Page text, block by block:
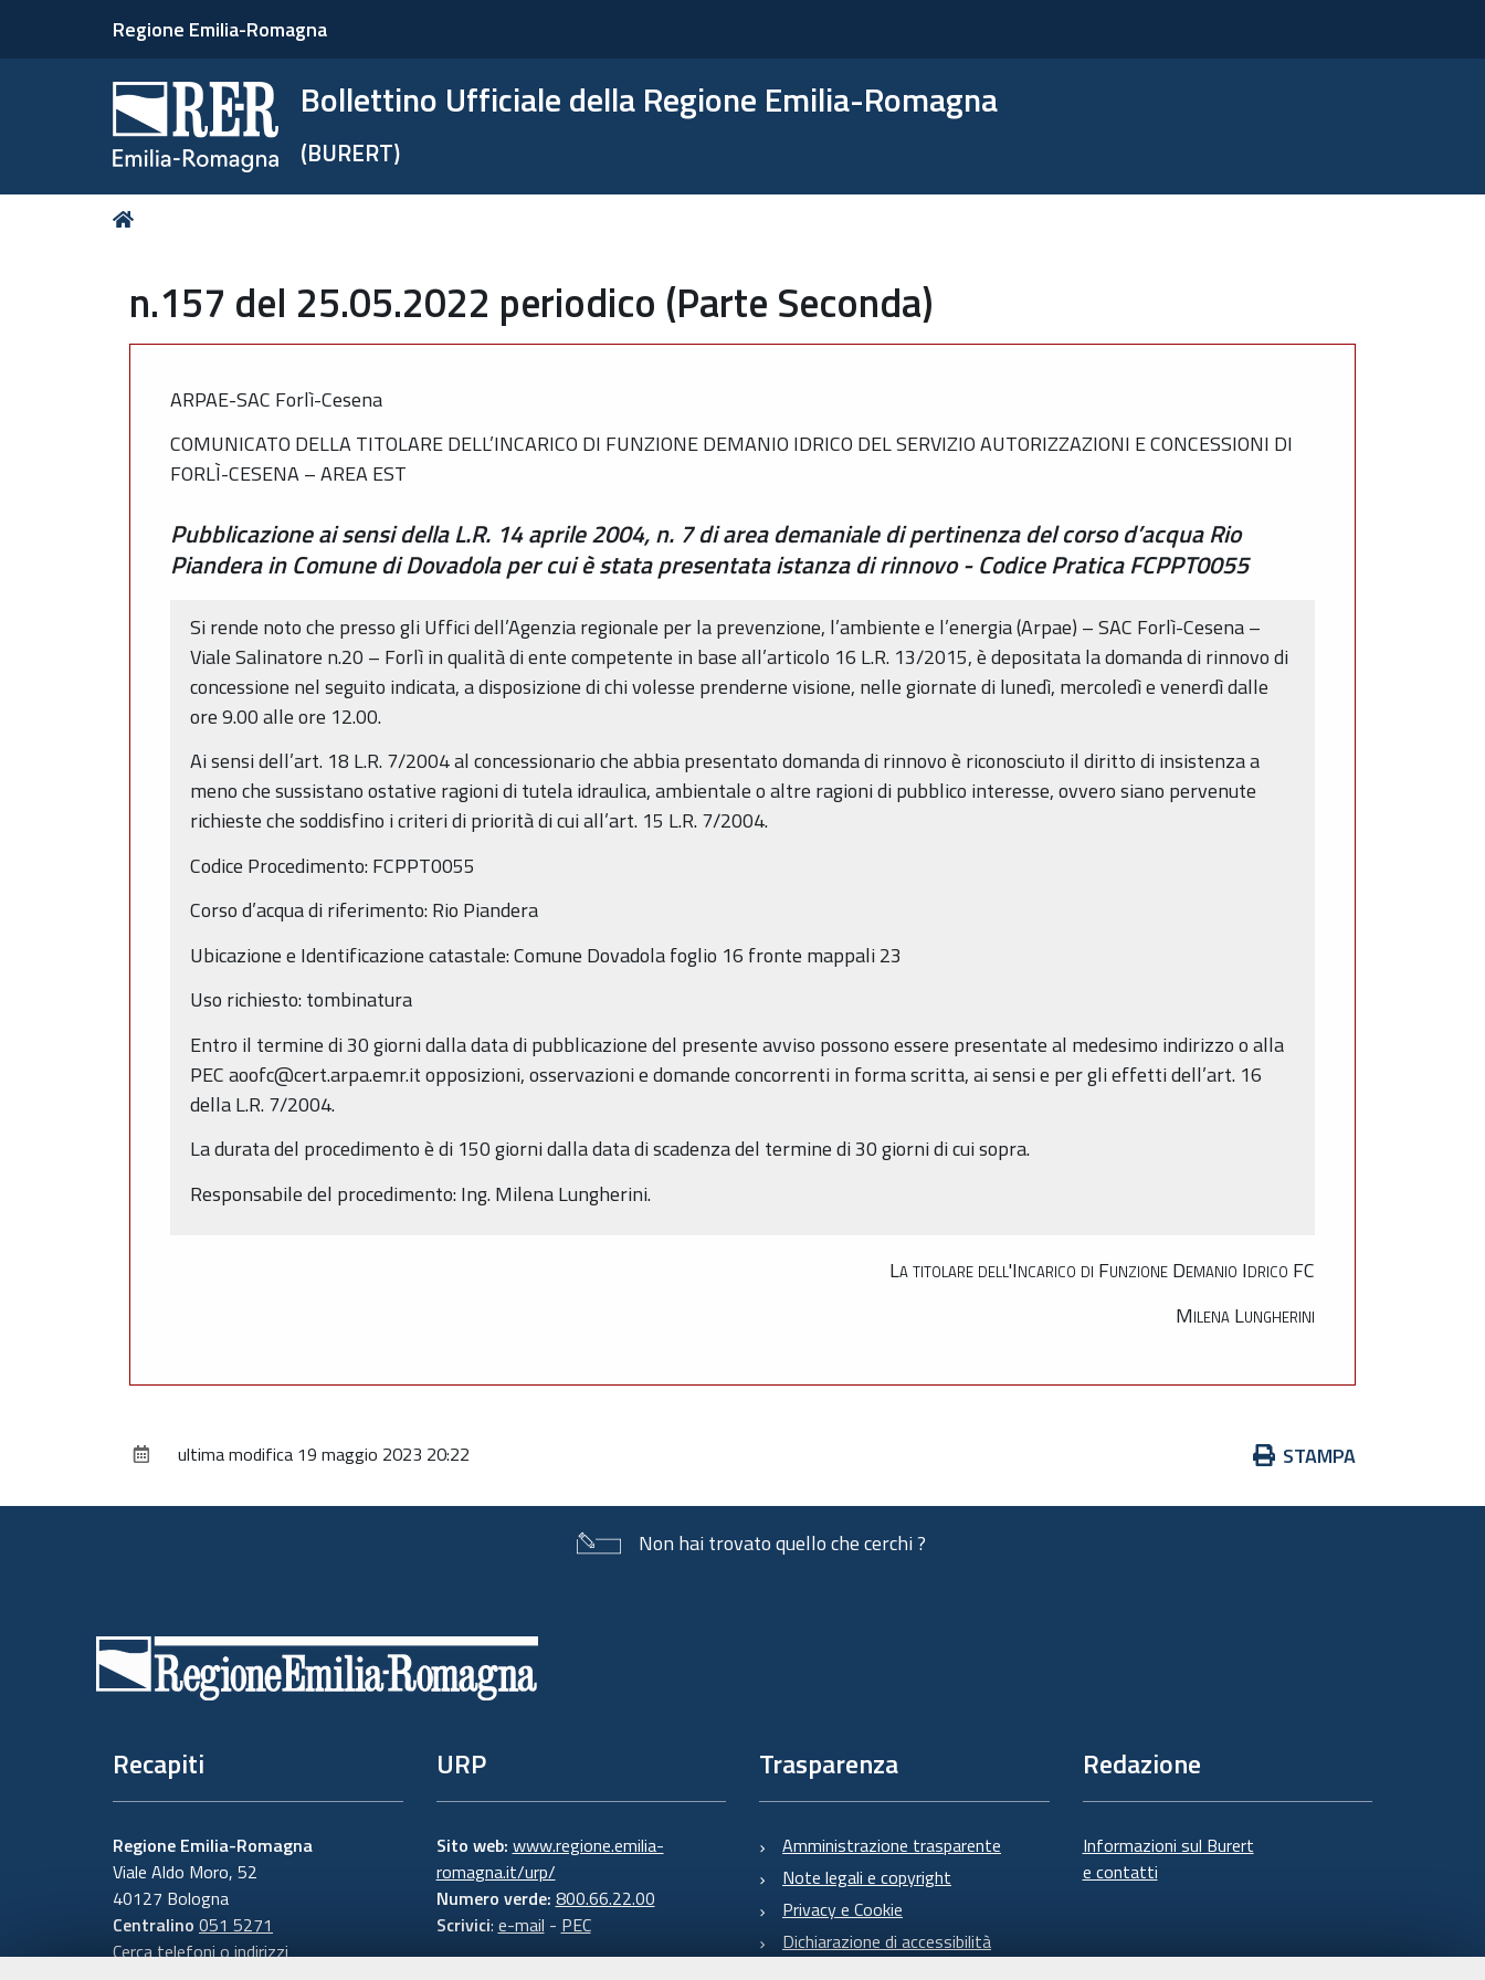
Regione Emilia-Romagna
Bollettino Ufficiale della Regione Emilia-Romagna
(BURERT)
Tu
n.157 del 25.05.2022 periodico (Parte Seconda)
ARPAE-SAC Forlì-Cesena
COMUNICATO DELLA TITOLARE DELL’INCARICO DI FUNZIONE DEMANIO IDRICO DEL SERVIZIO AUTORIZZAZIONI E CONCESSIONI DI
FORLÌ-CESENA – AREA EST
Pubblicazione ai sensi della L.R. 14 aprile 2004, n. 7 di area demaniale di pertinenza del corso d’acqua Rio
Piandera in Comune di Dovadola per cui è stata presentata istanza di rinnovo - Codice Pratica FCPPT0055
Si rende noto che presso gli Uffici dell’Agenzia regionale per la prevenzione, l’ambiente e l’energia (Arpae) – SAC Forlì-Cesena –
Viale Salinatore n.20 – Forlì in qualità di ente competente in base all’articolo 16 L.R. 13/2015, è depositata la domanda di rinnovo di
concessione nel seguito indicata, a disposizione di chi volesse prenderne visione, nelle giornate di lunedì, mercoledì e venerdì dalle
ore 9.00 alle ore 12.00.
Ai sensi dell’art. 18 L.R. 7/2004 al concessionario che abbia presentato domanda di rinnovo è riconosciuto il diritto di insistenza a
meno che sussistano ostative ragioni di tutela idraulica, ambientale o altre ragioni di pubblico interesse, ovvero siano pervenute
richieste che soddisfino i criteri di priorità di cui all’art. 15 L.R. 7/2004.
Codice Procedimento: FCPPT0055
Corso d’acqua di riferimento: Rio Piandera
Ubicazione e Identificazione catastale: Comune Dovadola foglio 16 fronte mappali 23
Uso richiesto: tombinatura
Entro il termine di 30 giorni dalla data di pubblicazione del presente avviso possono essere presentate al medesimo indirizzo o alla
PEC aoofc@cert.arpa.emr.it opposizioni, osservazioni e domande concorrenti in forma scritta, ai sensi e per gli effetti dell’art. 16
della L.R. 7/2004.
La durata del procedimento è di 150 giorni dalla data di scadenza del termine di 30 giorni di cui sopra.
Responsabile del procedimento: Ing. Milena Lungherini.
La titolare dell'Incarico di Funzione Demanio Idrico FC
Milena Lungherini
Azioni
documento
STAMPA
ultima modifica 19 maggio 2023 20:22
Non hai trovato quello che cerchi ?
Recapiti
Regione Emilia-Romagna
Viale Aldo Moro, 52
40127 Bologna
Centralino 051 5271
Cerca telefoni o indirizzi
URP
Sito web: www.regione.emilia-
romagna.it/urp/
Numero verde: 800.66.22.00
Scrivici: e-mail - PEC
Trasparenza
Amministrazione trasparente
Note legali e copyright
Privacy e Cookie
Dichiarazione di accessibilità
Redazione
Informazioni sul Burert
e contatti